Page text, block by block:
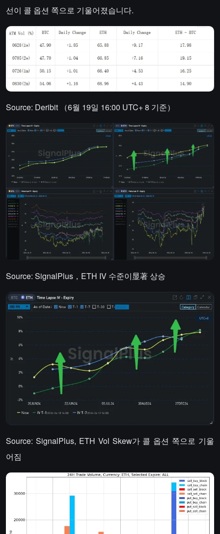
선이 콜 옵션 쪽으로 기울어졌습니다.
Source: Deribit （6월 19일 16:00 UTC+ 8 기준）
Source: SignalPlus，ETH IV 수준이显著 상승
Source: SignalPlus, ETH Vol Skew가 콜 옵션 쪽으로 기울
어짐